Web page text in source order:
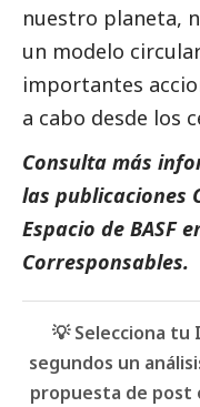
nuestro planeta,
un modelo
importantes
a cabo desde los
Consulta más
las publicaciones
Espacio de BASF
Corresponsables.
💡 Selecciona
segundos un
propuesta de post